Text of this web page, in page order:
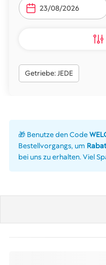
Getriebe: JEDE
🎁 Benutze den Code
Bestellvorgangs, um
bei uns zu erhalten. Viel